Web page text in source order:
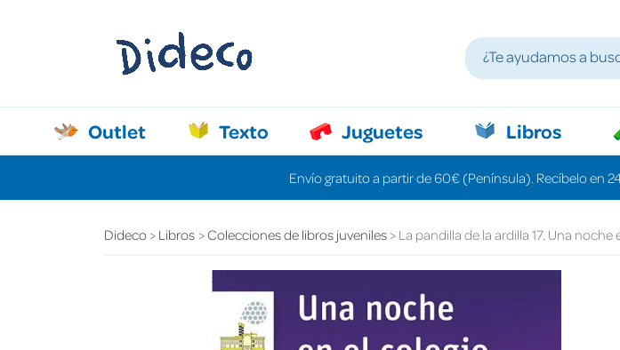
Outlet Texto Juguetes Libros
Envío gratuito a partir de 60€ (Península). Recíbelo en
Dideco Libros Colecciones de libros juveniles La pandilla de la ardilla 17. Una noche